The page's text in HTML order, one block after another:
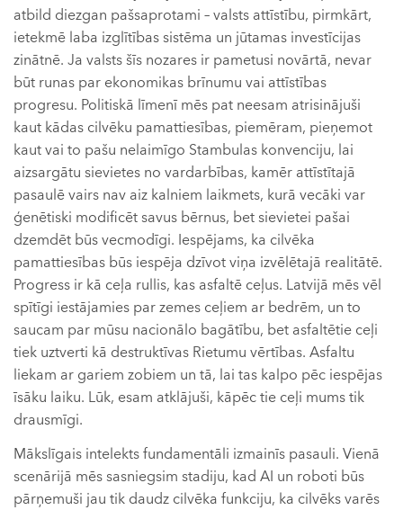
atbild diezgan pašsaprotami – valsts attīstību, pirmkārt,
ietekmē laba izglītības sistēma un jūtamas investīcijas
zinātnē. Ja valsts šīs nozares ir pametusi novārtā, nevar
būt runas par ekonomikas brīnumu vai attīstības
progresu. Politiskā līmenī mēs pat neesam atrisinājuši
kaut kādas cilvēku pamattiesības, piemēram, pieņemot
kaut vai to pašu nelaimīgo Stambulas konvenciju, lai
aizsargātu sievietes no vardarbības, kamēr attīstītajā
pasaulē vairs nav aiz kalniem laikmets, kurā vecāki var
ģenētiski modificēt savus bērnus, bet sievietei pašai
dzemdēt būs vecmodīgi. Iespējams, ka cilvēka
pamattiesības būs iespēja dzīvot viņa izvēlētajā realitātē.
Progress ir kā ceļa rullis, kas asfaltē ceļus. Latvijā mēs vēl
spītīgi iestājamies par zemes ceļiem ar bedrēm, un to
saucam par mūsu nacionālo bagātību, bet asfaltētie ceļi
tiek uztverti kā destruktīvas Rietumu vērtības. Asfaltu
liekam ar gariem zobiem un tā, lai tas kalpo pēc iespējas
īsāku laiku. Lūk, esam atklājuši, kāpēc tie ceļi mums tik
drausmīgi.
Mākslīgais intelekts fundamentāli izmainīs pasauli. Vienā
scenārijā mēs sasniegsim stadiju, kad AI un roboti būs
pārņemuši jau tik daudz cilvēka funkciju, ka cilvēks varēs